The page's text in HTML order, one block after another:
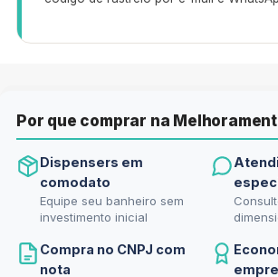
Por que comprar na
Dispensers em
comodato
Equipe seu banheiro sem
investimento inicial
Compra no CNPJ com
nota